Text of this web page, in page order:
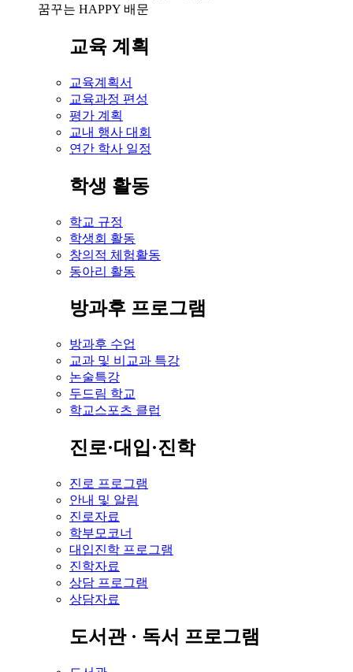
꿈꾸는 HAPPY 배문
교육 계획
교육계획서
교육과정 편성
평가 계획
교내 행사 대회
연간 학사 일정
학생 활동
학교 규정
학생회 활동
창의적 체험활동
동아리 활동
방과후 프로그램
방과후 수업
교과 및 비교과 특강
논술특강
두드림 학교
학교스포츠 클럽
진로·대입·진학
진로 프로그램
안내 및 알림
진로자료
학부모코너
대입진학 프로그램
진학자료
상담 프로그램
상담자료
도서관 · 독서 프로그램